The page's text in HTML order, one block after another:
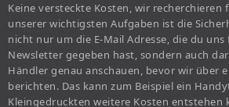
Keine versteckte Kosten, wir recherchieren
unserer wichtigsten Aufgaben ist die
nicht nur um die E-Mail Adresse, die du
Newsletter gegeben hast, sondern auch
Händler genau anschauen, bevor wir über
berichten. Das kann zum Beispiel ein
Kleingedruckten weitere Kosten entstehen